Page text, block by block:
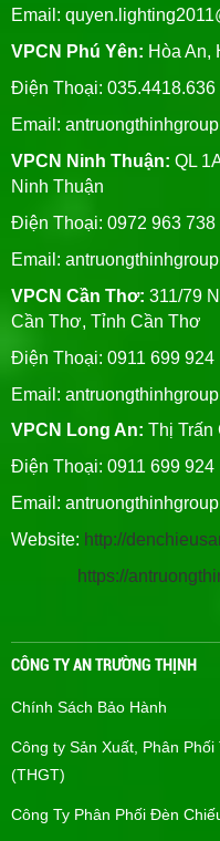
Email:
VPCN Phú Yên: Hòa An,
Điện Thoại: 035.4418.636
Email:
VPCN Ninh Thuận: QL
Ninh Thuận
Điện Thoại: 0972 963 738
Email:
VPCN Cần Thơ: 311/79
Cần Thơ, Tỉnh Cần Thơ
Điện Thoại: 0911 699 924
Email:
VPCN Long An: Thị Trấn
Điện Thoại: 0911 699 924
Email:
Website: http://
https://
CÔNG TY AN TRƯỜNG THỊNH
Chính Sách Bảo Hành
Công ty Sản Xuất, Phân
(THGT)
Công Ty Phân Phối Đèn